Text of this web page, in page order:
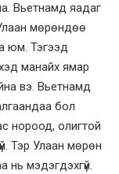
Вьетнамд яадаг
мөрөндөө
юм. Тэгээд
манайх ямар
вэ. Вьетнамд
бол
нороод, олигтой
Тэр Улаан мөрөн
нь мэдэгдэхгүй.